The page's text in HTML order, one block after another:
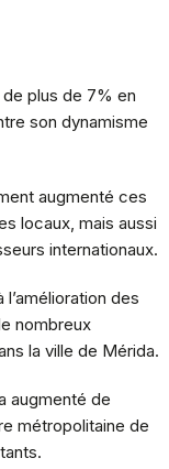
plus de 7% en
son dynamisme
augmenté ces
locaux, mais aussi
internationaux.
des
nombreux
la ville de Mérida.
augmenté de
métropolitaine de